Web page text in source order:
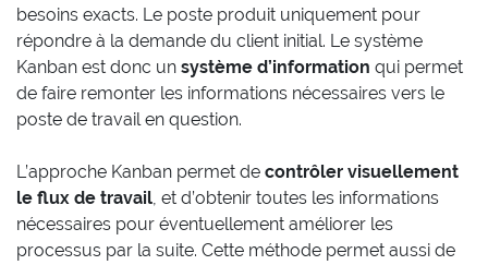
besoins exacts. Le poste produit uniquement pour
répondre à la demande du client initial. Le système
Kanban est donc un système d’information qui permet
de faire remonter les informations nécessaires vers le
poste de travail en question.
L’approche Kanban permet de contrôler visuellement
le flux de travail, et d’obtenir toutes les informations
nécessaires pour éventuellement améliorer les
processus par la suite. Cette méthode permet aussi de